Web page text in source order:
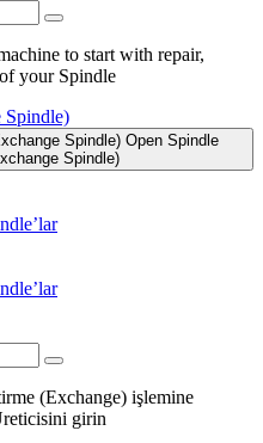
to start with repair,
your Spindle
Spindle)
Spindle) Open Spindle
Spindle)
(Exchange) işlemine
girin